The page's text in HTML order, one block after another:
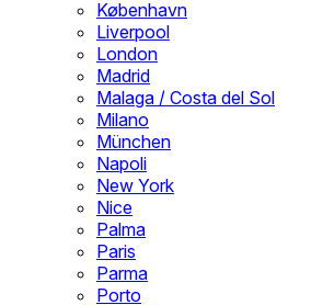
København
Liverpool
London
Madrid
Malaga / Costa del Sol
Milano
München
Napoli
New York
Nice
Palma
Paris
Parma
Porto